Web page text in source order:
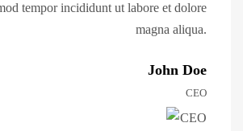
tempor incididunt ut labore et dolore
magna aliqua.
John Doe
CEO